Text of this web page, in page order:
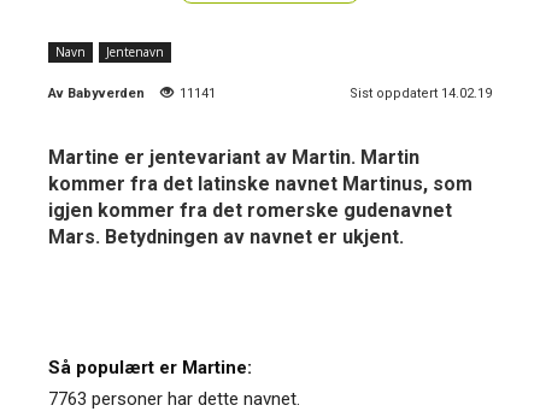
Navn Jentenavn
Av Babyverden 11141 Sist oppdatert 14.02.19
Martine er jentevariant av Martin. Martin
kommer fra det latinske navnet Martinus, som
igjen kommer fra det romerske gudenavnet
Mars. Betydningen av navnet er ukjent.
Så populært er Martine:
7763 personer har dette navnet.